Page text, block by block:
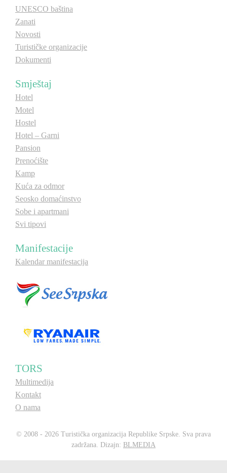
UNESCO baština
Zanati
Novosti
Turističke organizacije
Dokumenti
Smještaj
Hotel
Motel
Hostel
Hotel – Garni
Pansion
Prenoćište
Kamp
Kuća za odmor
Seosko domaćinstvo
Sobe i apartmani
Svi tipovi
Manifestacije
Kalendar manifestacija
TORS
Multimedija
Kontakt
O nama
© 2008 - 2026 Turistička organizacija Republike Srpske. Sva prava
zadržana. Dizajn: BLMEDIA